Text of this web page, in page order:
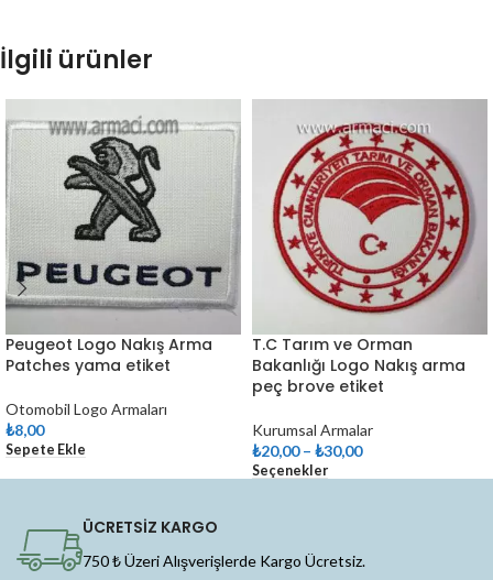
İlgili ürünler
Peugeot Logo Nakış Arma
Patches yama etiket
Otomobil Logo Armaları
₺8,00
Sepete Ekle
T.C Tarım ve Orman
Bakanlığı Logo Nakış arma
peç brove etiket
Kurumsal Armalar
₺20,00 – ₺30,00
Seçenekler
ÜCRETSİZ KARGO
750 ₺ Üzeri Alışverişlerde Kargo Ücretsiz.